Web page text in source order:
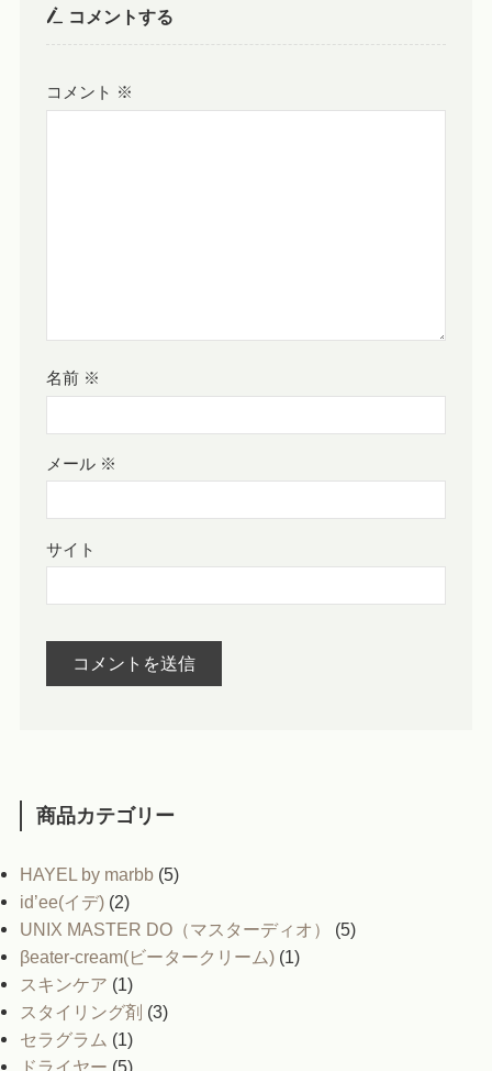
コメントする
コメント ※
名前 ※
メール ※
サイト
商品カテゴリー
HAYEL by marbb (5)
id’ee(イデ) (2)
UNIX MASTER DO（マスターディオ）
(5)
βeater-cream(ビータークリーム) (1)
スキンケア (1)
スタイリング剤 (3)
セラグラム (1)
ドライヤー (5)